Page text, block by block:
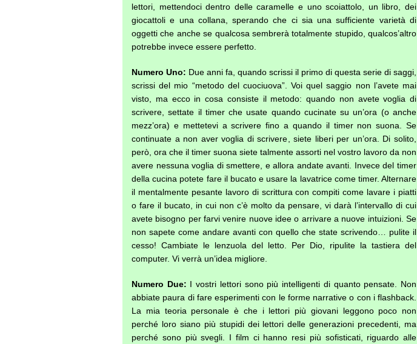
lettori, mettendoci dentro delle caramelle e uno scoiattolo, un libro, dei
giocattoli e una collana, sperando che ci sia una sufficiente varietà di
oggetti che anche se qualcosa sembrerà totalmente stupido, qualcos’altro
potrebbe invece essere perfetto.
Numero Uno: Due anni fa, quando scrissi il primo di questa serie di saggi,
scrissi del mio “metodo del cuociuova”. Voi quel saggio non l’avete mai
visto, ma ecco in cosa consiste il metodo: quando non avete voglia di
scrivere, settate il timer che usate quando cucinate su un’ora (o anche
mezz’ora) e mettetevi a scrivere fino a quando il timer non suona. Se
continuate a non aver voglia di scrivere, siete liberi per un’ora. Di solito,
però, ora che il timer suona siete talmente assorti nel vostro lavoro da non
avere nessuna voglia di smettere, e allora andate avanti. Invece del timer
della cucina potete fare il bucato e usare la lavatrice come timer. Alternare
il mentalmente pesante lavoro di scrittura con compiti come lavare i piatti
o fare il bucato, in cui non c’è molto da pensare, vi darà l’intervallo di cui
avete bisogno per farvi venire nuove idee o arrivare a nuove intuizioni. Se
non sapete come andare avanti con quello che state scrivendo… pulite il
cesso! Cambiate le lenzuola del letto. Per Dio, ripulite la tastiera del
computer. Vi verrà un’idea migliore.
Numero Due: I vostri lettori sono più intelligenti di quanto pensate. Non
abbiate paura di fare esperimenti con le forme narrative o con i flashback.
La mia teoria personale è che i lettori più giovani leggono poco non
perché loro siano più stupidi dei lettori delle generazioni precedenti, ma
perché sono più svegli. I film ci hanno resi più sofisticati, riguardo alle